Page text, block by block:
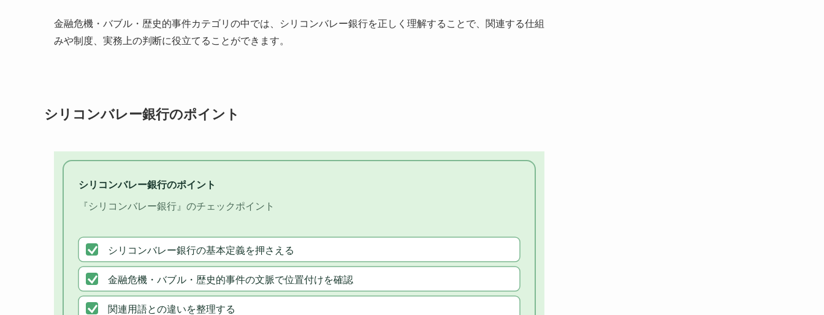
金融危機・バブル・歴史的事件カテゴリの中では、シリコンバレー銀行を正しく理解することで、関連する仕組
みや制度、実務上の判断に役立てることができます。
シリコンバレー銀行のポイント
シリコンバレー銀行のポイント
『シリコンバレー銀行』のチェックポイント
シリコンバレー銀行の基本定義を押さえる
金融危機・バブル・歴史的事件の文脈で位置付けを確認
関連用語との違いを整理する